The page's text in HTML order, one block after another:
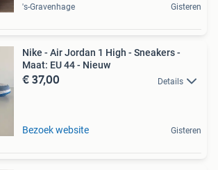
's-Gravenhage Gisteren
Nike - Air Jordan 1 High - Sneakers -
Maat: EU 44 - Nieuw
€ 37,00 Details
Bezoek website Gisteren